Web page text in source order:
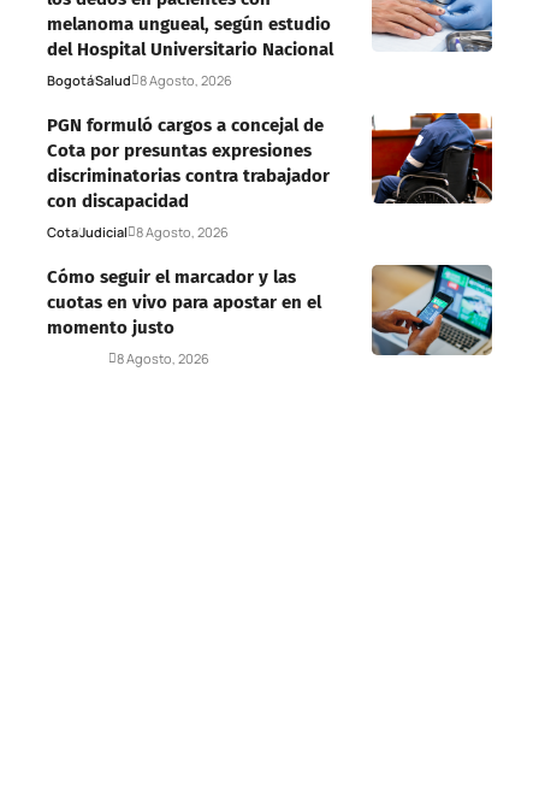
melanoma ungueal, según estudio
del Hospital Universitario Nacional
BogotáSalud 8 Agosto, 2026
PGN formuló cargos a concejal de
Cota por presuntas expresiones
discriminatorias contra trabajador
con discapacidad
CotaJudicial 8 Agosto, 2026
Cómo seguir el marcador y las
cuotas en vivo para apostar en el
momento justo
8 Agosto, 2026